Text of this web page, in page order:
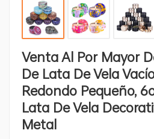
Venta Al Por Mayor
De Lata De Vela
Redondo Pequeño,
Lata De Vela
Metal